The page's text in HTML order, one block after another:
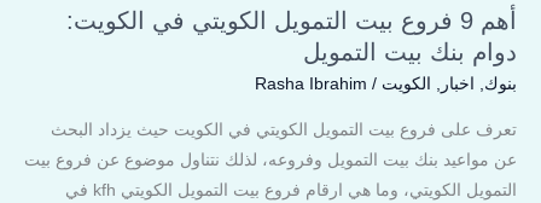
أهم 9 فروع بيت التمويل الكويتي في الكويت:
دوام بنك بيت التمويل
بنوك اخبار الكويت /
Rasha Ibrahim
تعرف على فروع بيت التمويل الكويتي في الكويت حيث يزداد البحث
عن مواعيد بنك بيت التمويل وفروعه، لذلك نتناول موضوع عن فروع بيت
التمويل الكويتي، وما هي ارقام فروع بيت التمويل الكويتي kfh في